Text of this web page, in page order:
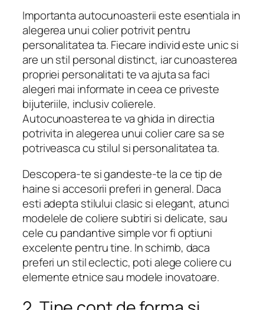
Importanta autocunoasterii este esentiala in
alegerea unui colier potrivit pentru
personalitatea ta. Fiecare individ este unic si
are un stil personal distinct, iar cunoasterea
propriei personalitati te va ajuta sa faci
alegeri mai informate in ceea ce priveste
bijuteriile, inclusiv colierele.
Autocunoasterea te va ghida in directia
potrivita in alegerea unui colier care sa se
potriveasca cu stilul si personalitatea ta.
Descopera-te si gandeste-te la ce tip de
haine si accesorii preferi in general. Daca
esti adepta stilului clasic si elegant, atunci
modelele de coliere subtiri si delicate, sau
cele cu pandantive simple vor fi optiuni
excelente pentru tine. In schimb, daca
preferi un stil eclectic, poti alege coliere cu
elemente etnice sau modele inovatoare.